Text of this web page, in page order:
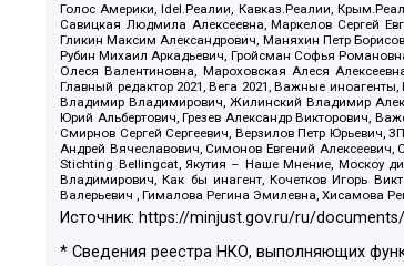
Голос Америки, Idel.Реалии, Кавказ.Реалии,
Савицкая Людмила Алексеевна, Маркелов Сергей
Гликин Максим Александрович, Маняхин Петр
Рубин Михаил Аркадьевич, Гройсман Софья
Олеся Валентиновна, Мароховская Алеся
Главный редактор 2021, Вега 2021, Важные
Владимир Владимирович, Жилинский Владимир
Юрий Альбертович, Грезев Александр Викторович,
Смирнов Сергей Сергеевич, Верзилов Петр
Андрей Вячеславович, Симонов Евгений
Stichting Bellingcat, Якутия – Наше Мнение, Москоу
Владимирович, Как бы инагент, Кочетков Игорь
Валерьевич , Гималова Регина Эмилевна, Хисамова
Источник: https://minjust.gov.ru/ru/
* Сведения реестра НКО, выполняющих